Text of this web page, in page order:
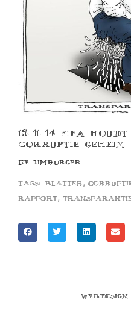
15-11-14 FIFA
CORRUPTIE GEHEIM
DE LIMBURGER
Tags: blatter,
rapport,
Webdesign